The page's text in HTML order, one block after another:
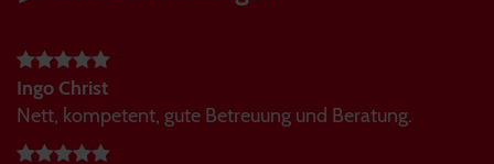
Ingo Christ
Nett, kompetent, gute Betreuung und Beratung.